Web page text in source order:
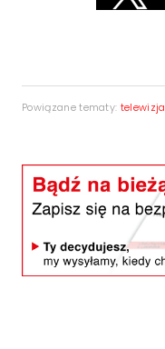
Powiązane tematy: telewizja